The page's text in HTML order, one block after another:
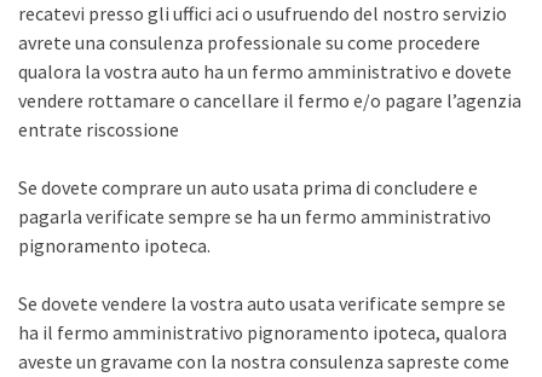
recatevi presso gli uffici aci o usufruendo del nostro servizio
avrete una consulenza professionale su come procedere
qualora la vostra auto ha un fermo amministrativo e dovete
vendere rottamare o cancellare il fermo e/o pagare l’agenzia
entrate riscossione
Se dovete comprare un auto usata prima di concludere e
pagarla verificate sempre se ha un fermo amministrativo
pignoramento ipoteca.
Se dovete vendere la vostra auto usata verificate sempre se
ha il fermo amministrativo pignoramento ipoteca, qualora
aveste un gravame con la nostra consulenza sapreste come